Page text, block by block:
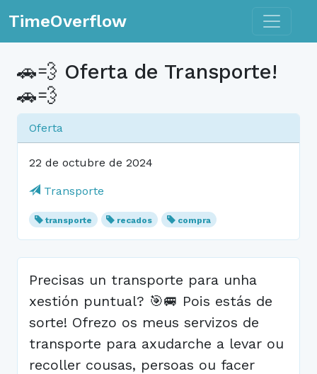
TimeOverflow Toggle
🚗💨 Oferta de Transporte!
🚗💨
Oferta
22 de octubre de 2024
Transporte
transporte recados compra
Precisas un transporte para unha
xestión puntual? 🎯🚐 Pois estás de
sorte! Ofrezo os meus servizos de
transporte para axudarche a levar ou
recoller cousas, persoas ou facer